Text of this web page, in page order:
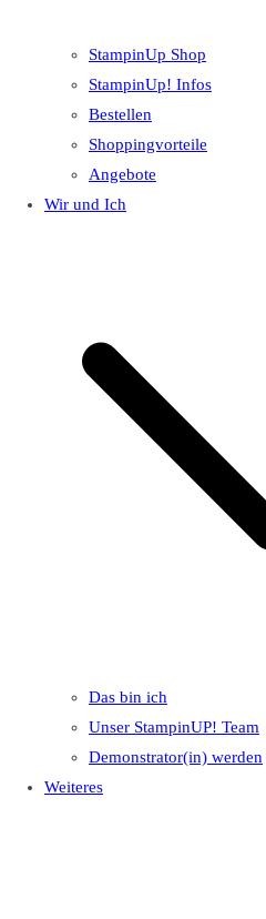
StampinUp Shop
StampinUp! Infos
Bestellen
Shoppingvorteile
Angebote
Wir und Ich
Das bin ich
Unser StampinUP! Team
Demonstrator(in) werden
Weiteres